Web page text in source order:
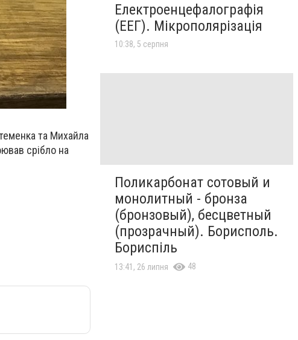
та Михайла
срібло на
Електроенцефалографія
(ЕЕГ). Мікрополярізація
10:38, 5 серпня
Поликарбонат сотовый и
монолитный - бронза
(бронзовый), бесцветный
(прозрачный). Борисполь.
Бориспіль
13:41, 26 липня 48